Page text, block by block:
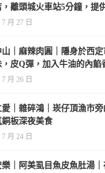
離頭城火車站5分鐘，提
遊戲空間
月 27 日
｜麻辣肉圓｜隱身於西
皮Q彈，加入牛油的內餡
月 26 日
｜雜碎鴻｜崁仔頂漁市旁
銅板深夜美食
月 24 日
｜阿美虱目魚皮魚肚湯